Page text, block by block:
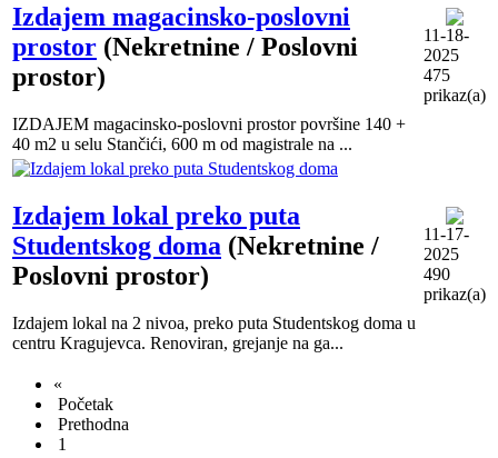
Izdajem magacinsko-poslovni
prostor (Nekretnine / Poslovni
prostor)
IZDAJEM magacinsko-poslovni prostor površine 140 +
40 m2 u selu Stančići, 600 m od magistrale na ...
11-18-
2025
475
prikaz(a)
Izdajem lokal preko puta
Studentskog doma (Nekretnine /
Poslovni prostor)
Izdajem lokal na 2 nivoa, preko puta Studentskog doma u
centru Kragujevca. Renoviran, grejanje na ga...
11-17-
2025
490
prikaz(a)
«
Početak
Prethodna
1